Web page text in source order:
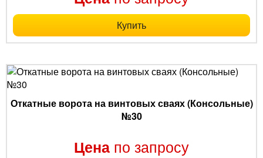
Купить
Откатные ворота на винтовых сваях (Консольные)
№30
Цена по запросу